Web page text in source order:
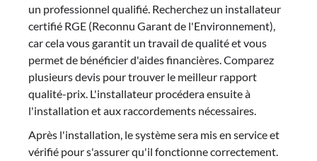
un professionnel qualifié. Recherchez un installateur
certifié RGE (Reconnu Garant de l'Environnement),
car cela vous garantit un travail de qualité et vous
permet de bénéficier d'aides financières. Comparez
plusieurs devis pour trouver le meilleur rapport
qualité-prix. L'installateur procédera ensuite à
l'installation et aux raccordements nécessaires.
Après l'installation, le système sera mis en service et
vérifié pour s'assurer qu'il fonctionne correctement.